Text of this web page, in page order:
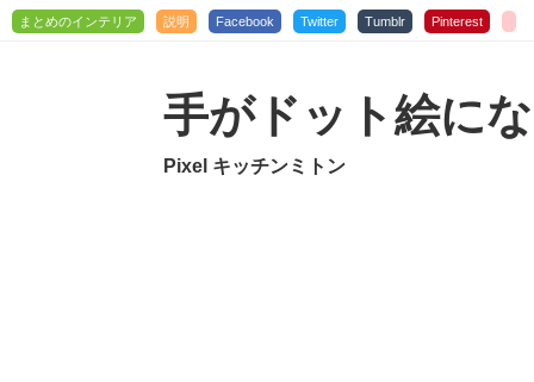
まとめのインテリア 説明 Facebook Twitter Tumblr Pinterest
手がドット絵に
Pixel キッチンミトン